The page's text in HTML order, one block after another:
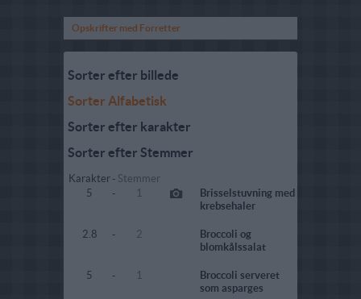
Opskrifter med Forretter
Sorter efter billede
Sorter Alfabetisk
Sorter efter karakter
Sorter efter Stemmer
Karakter - Stemmer
5
- 1
Brisselstuvning med
krebsehaler
2.8 - 2
Broccoli og
blomkålssalat
5 - 1
Broccoli serveret
som asparges